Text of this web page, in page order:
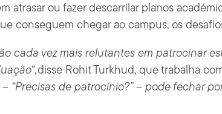
atrasar ou fazer descarrilar planos
conseguem chegar ao campus, os
cada vez mais relutantes em patrocinar
“,disse Rohit Turkhud, que trabalha
“Precisas de patrocínio?” – pode fechar